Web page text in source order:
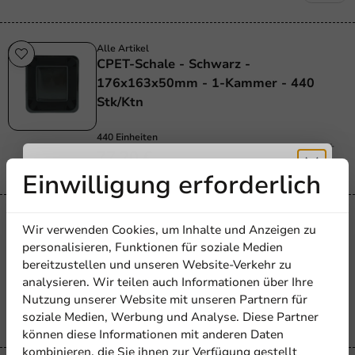
Alle Artikel
CPET-Schale - Schwarz -
176x163x50mm - 1-Kammer - 440
Stk/Ktn
440 Einheiten
77,20 €
Menübox PP 187/36 1V Schwarz – 696
Stk/Karton
696 Einheiten
89,65 €
Einwilligung erforderlich
Wir verwenden Cookies, um Inhalte und Anzeigen zu
personalisieren, Funktionen für soziale Medien
bereitzustellen und unseren Website-Verkehr zu
analysieren. Wir teilen auch Informationen über Ihre
Nutzung unserer Website mit unseren Partnern für
soziale Medien, Werbung und Analyse. Diese Partner
können diese Informationen mit anderen Daten
kombinieren, die Sie ihnen zur Verfügung gestellt
Erhalten Sie
5% Rabatt
Abonnieren Sie unseren
Newsletter!